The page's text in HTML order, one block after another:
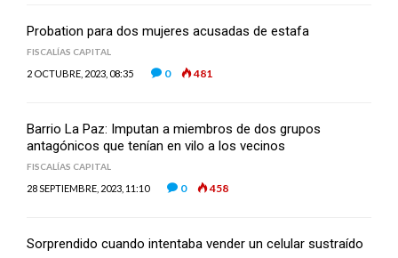
Probation para dos mujeres acusadas de estafa
FISCALÍAS CAPITAL
2 OCTUBRE, 2023, 08:35 0 481
Barrio La Paz: Imputan a miembros de dos grupos
antagónicos que tenían en vilo a los vecinos
FISCALÍAS CAPITAL
28 SEPTIEMBRE, 2023, 11:10 0 458
Sorprendido cuando intentaba vender un celular sustraído